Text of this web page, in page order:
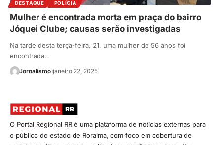
DESTAQUE POLÍCIA
Mulher é encontrada morta em praça do bairro
Jóquei Clube; causas serão investigadas
Na tarde desta terça-feira, 21, uma mulher de 56 anos foi
encontrada…
Jornalismo janeiro 22, 2025
O Portal Regional RR é uma plataforma de notícias externas para
o público do estado de Roraima, com foco em cobertura de